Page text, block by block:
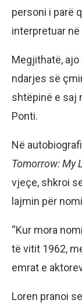
personi i parë
interpretuar
Megjithatë,
ndarjes së
shtëpinë e saj
Ponti.
Në
Tomorrow: My
vjeçe, shkroi
lajmin për
“Kur mora
të vitit 1962,
emrat e
Loren pranoi